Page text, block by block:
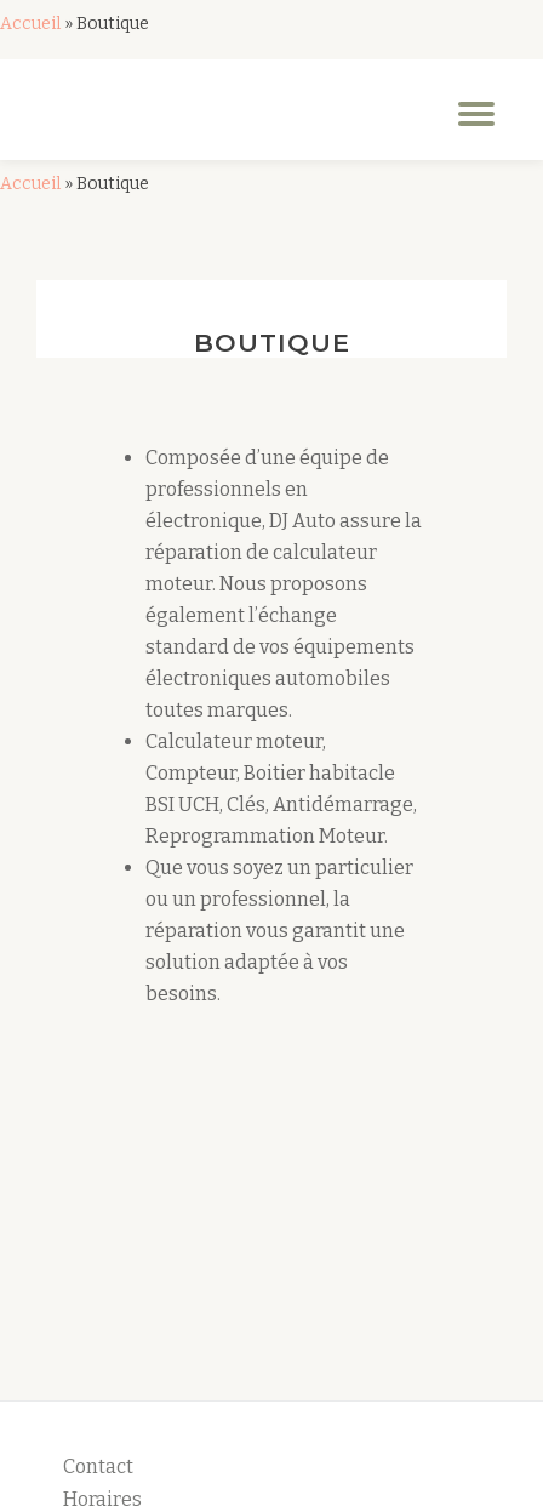
Accueil »Boutique
Accueil »Boutique
BOUTIQUE
Composée d’une équipe de
professionnels en
électronique, DJ Auto assure la
réparation de calculateur
moteur. Nous proposons
également l’échange
standard de vos équipements
électroniques automobiles
toutes marques.
Calculateur moteur,
Compteur, Boitier habitacle
BSI UCH, Clés, Antidémarrage,
Reprogrammation Moteur.
Que vous soyez un particulier
ou un professionnel, la
réparation vous garantit une
solution adaptée à vos
besoins.
Contact
Horaires